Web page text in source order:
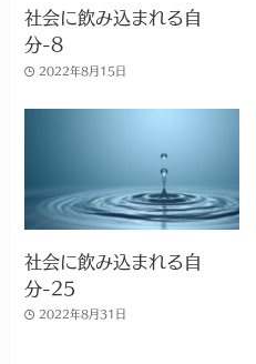
社会に飲み込まれる自
分-8
2022年8月15日
社会に飲み込まれる自
分-25
2022年8月31日